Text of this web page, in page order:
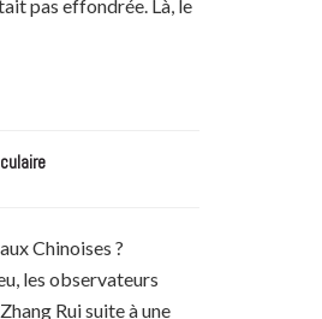
pas effondrée. Là, le
Chinoises ?
les observateurs
Rui suite à une